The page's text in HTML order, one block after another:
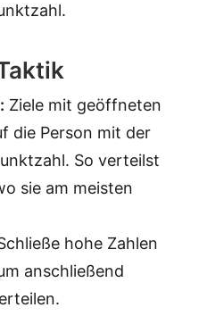
Ziele mit geöffneten
die Person mit der
So verteilst
sie am meisten
hohe Zahlen
anschließend